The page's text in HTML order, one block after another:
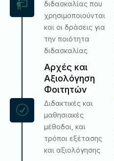
διδασκαλίας που
χρησιμοποιούνται
και οι δράσεις για
την ποιότητα
διδασκαλίας
Αρχές και
Αξιολόγηση
Φοιτητών
Διδακτικές και
μαθησιακές
μέθοδοι, και
τρόποι εξέτασης
και αξιολόγησης